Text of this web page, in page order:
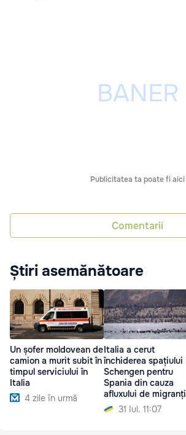
Publicitatea ta poate fi aici
Comentarii
Știri asemănătoare
Un șofer moldovean de
camion a murit subit în
timpul serviciului în
Italia
4 zile în urmă
Italia a cerut
închiderea spațiului
Schengen pentru
Spania din cauza
afluxului de migranți
31 Iul. 11:07